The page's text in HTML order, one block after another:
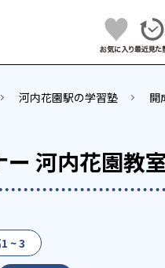
河内花園駅の学習塾 開
河内花園教
~ 3